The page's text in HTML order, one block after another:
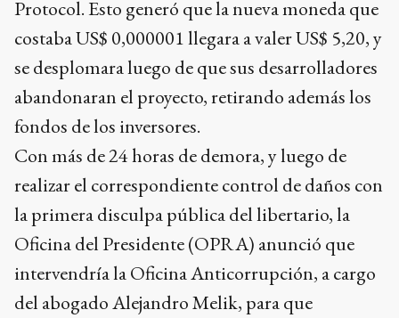
Protocol. Esto generó que la nueva moneda que
costaba US$ 0,000001 llegara a valer US$ 5,20, y
se desplomara luego de que sus desarrolladores
abandonaran el proyecto, retirando además los
fondos de los inversores.
Con más de 24 horas de demora, y luego de
realizar el correspondiente control de daños con
la primera disculpa pública del libertario, la
Oficina del Presidente (OPRA) anunció que
intervendría la Oficina Anticorrupción, a cargo
del abogado Alejandro Melik, para que